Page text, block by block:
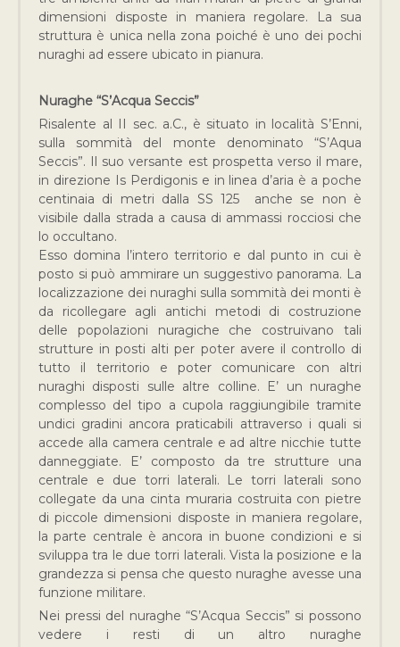
dimensioni disposte in maniera regolare. La sua
struttura è unica nella zona poiché è uno dei pochi
nuraghi ad essere ubicato in pianura.
Nuraghe “S’Acqua Seccis”
Risalente al II sec. a.C., è situato in località S’Enni,
sulla sommità del monte denominato “S’Aqua
Seccis”. Il suo versante est prospetta verso il mare,
in direzione Is Perdigonis e in linea d’aria è a poche
centinaia di metri dalla SS 125 anche se non è
visibile dalla strada a causa di ammassi rocciosi che
lo occultano.
Esso domina l’intero territorio e dal punto in cui è
posto si può ammirare un suggestivo panorama. La
localizzazione dei nuraghi sulla sommità dei monti è
da ricollegare agli antichi metodi di costruzione
delle popolazioni nuragiche che costruivano tali
strutture in posti alti per poter avere il controllo di
tutto il territorio e poter comunicare con altri
nuraghi disposti sulle altre colline. E’ un nuraghe
complesso del tipo a cupola raggiungibile tramite
undici gradini ancora praticabili attraverso i quali si
accede alla camera centrale e ad altre nicchie tutte
danneggiate. E’ composto da tre strutture una
centrale e due torri laterali. Le torri laterali sono
collegate da una cinta muraria costruita con pietre
di piccole dimensioni disposte in maniera regolare,
la parte centrale è ancora in buone condizioni e si
sviluppa tra le due torri laterali. Vista la posizione e la
grandezza si pensa che questo nuraghe avesse una
funzione militare.
Nei pressi del nuraghe “S’Acqua Seccis” si possono
vedere i resti di un altro nuraghe